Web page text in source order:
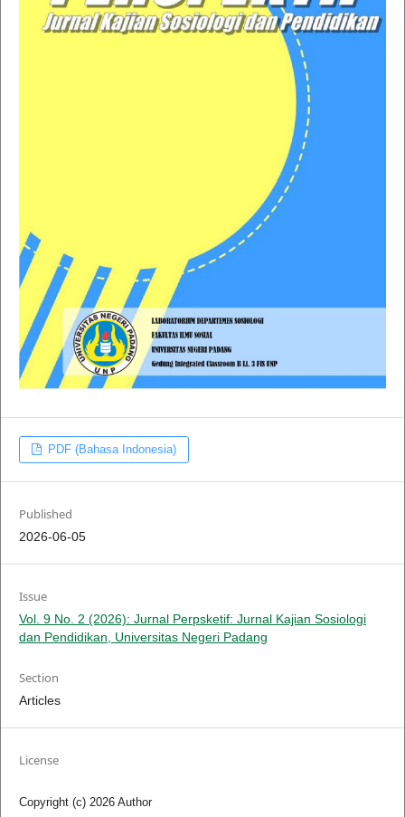
PDF (Bahasa Indonesia)
Published
2026-06-05
Issue
Vol. 9 No. 2 (2026): Jurnal Perpsketif: Jurnal Kajian Sosiologi
dan Pendidikan, Universitas Negeri Padang
Section
Articles
License
Copyright (c) 2026 Author